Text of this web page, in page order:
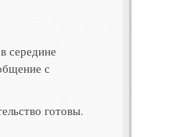
середине
с
готовы.